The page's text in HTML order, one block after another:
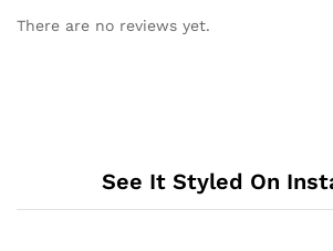
There are no reviews yet.
See It Styled On